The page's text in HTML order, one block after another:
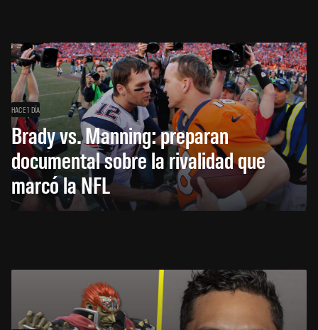
HACE 1 DÍA
Brady vs. Manning: preparan
documental sobre la rivalidad que
marcó la NFL